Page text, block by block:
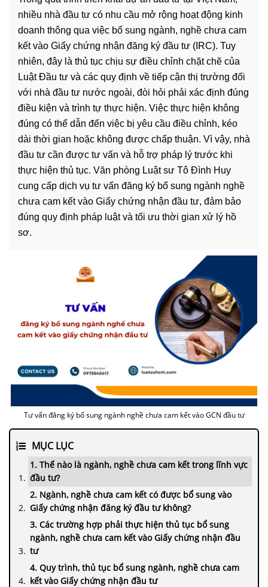
LIÊN
HỆ
nhiều nhà đầu tư có nhu cầu mở rộng hoạt động kinh
doanh thông qua việc bổ sung ngành, nghề chưa cam
kết vào Giấy chứng nhận đăng ký đầu tư (IRC). Tuy
nhiên, đây là thủ tục chịu sự điều chỉnh chặt chẽ của
Luật Đầu tư và các quy định về tiếp cận thị trường đối
với nhà đầu tư nước ngoài, đòi hỏi phải xác định đúng
điều kiện và trình tự thực hiện. Việc thực hiện không
đúng có thể dẫn đến việc bị yêu cầu điều chỉnh, kéo
dài thời gian hoặc không được chấp thuận. Vì vậy, nhà
đầu tư cần được tư vấn và hỗ trợ pháp lý trước khi
thực hiện thủ tục. Văn phòng Luật sư Tô Đình Huy
cung cấp dịch vụ tư vấn đăng ký bổ sung ngành nghề
chưa cam kết vào Giấy chứng nhận đầu tư, đảm bảo
đúng quy định pháp luật và tối ưu thời gian xử lý hồ
sơ.
Tư vấn đăng ký bổ sung ngành nghề chưa cam kết vào GCN đầu tư
MỤC LỤC
1. Thế nào là ngành, nghề chưa cam kết trong lĩnh vực
đầu tư?
2. Ngành, nghề chưa cam kết có được bổ sung vào
Giấy chứng nhận đăng ký đầu tư không?
3. Các trường hợp phải thực hiện thủ tục bổ sung
ngành, nghề chưa cam kết vào Giấy chứng nhận đầu
tư
4. Quy trình, thủ tục bổ sung ngành, nghề chưa cam
kết vào Giấy chứng nhận đầu tư